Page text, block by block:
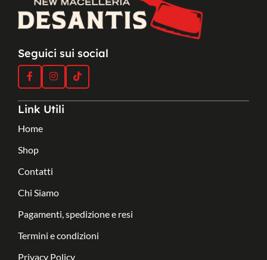
Seguici sui social
Link Utili
Home
Shop
Contatti
Chi Siamo
Pagamenti, spedizione e resi
Termini e condizioni
Privacy Policy